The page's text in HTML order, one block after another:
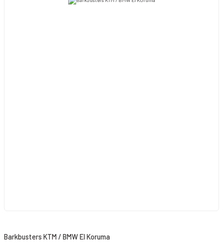
Barkbusters KTM / BMW El Koruma